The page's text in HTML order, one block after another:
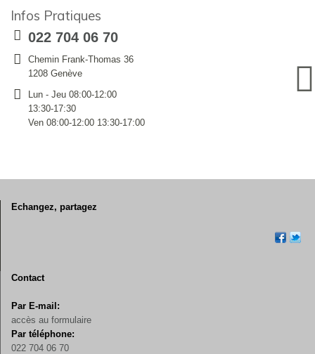
Infos Pratiques
022 704 06 70
Chemin Frank-Thomas 36
1208 Genève
Lun - Jeu 08:00-12:00
13:30-17:30
Ven 08:00-12:00 13:30-17:00
Echangez, partagez
Contact
Par E-mail:
accès au formulaire
Par téléphone:
022 704 06 70